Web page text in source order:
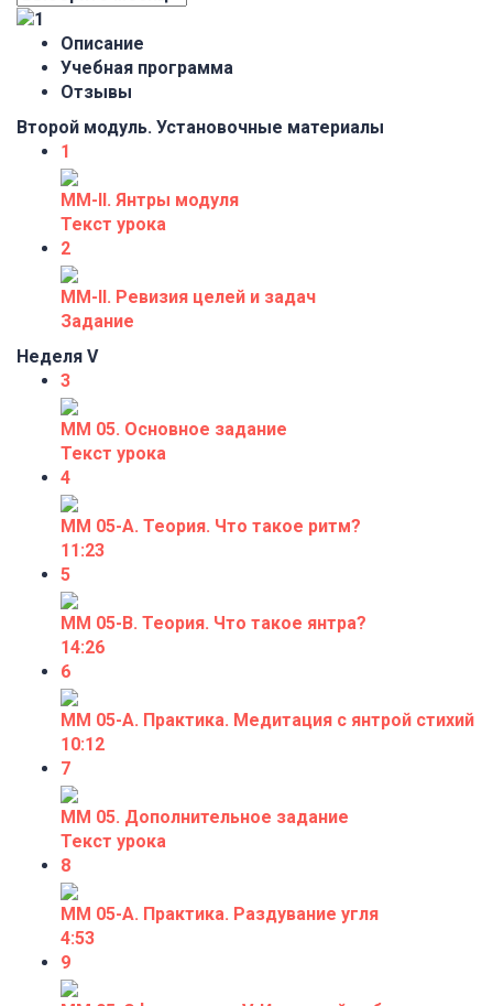
Описание
Учебная программа
Отзывы
Второй модуль. Установочные материалы
1
ММ-II. Янтры модуля
Текст урока
2
ММ-II. Ревизия целей и задач
Задание
Неделя V
3
ММ 05. Основное задание
Текст урока
4
ММ 05-А. Теория. Что такое ритм?
11:23
5
ММ 05-В. Теория. Что такое янтра?
14:26
6
ММ 05-А. Практика. Медитация с янтрой стихий
10:12
7
ММ 05. Дополнительное задание
Текст урока
8
ММ 05-А. Практика. Раздувание угля
4:53
9